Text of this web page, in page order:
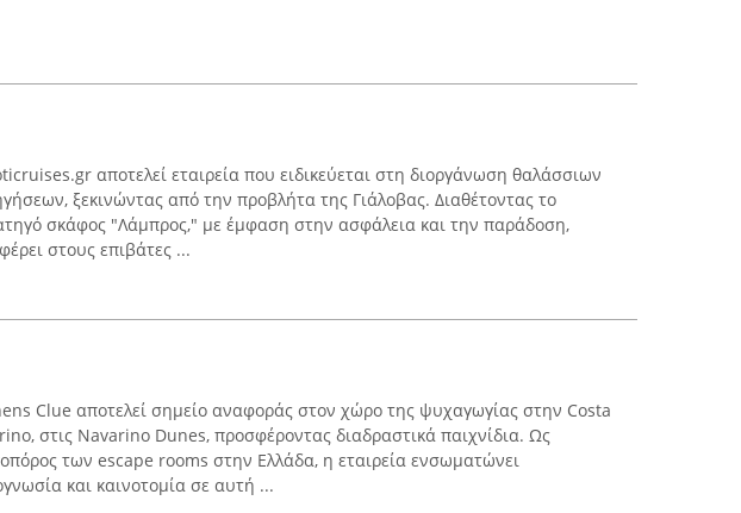
αποτελεί εταιρεία που ειδικεύεται στη διοργάνωση θαλάσσιων
ξεκινώντας από την προβλήτα της Γιάλοβας. Διαθέτοντας το
σκάφος "Λάμπρος," με έμφαση στην ασφάλεια και την παράδοση,
στους επιβάτες ...
Clue αποτελεί σημείο αναφοράς στον χώρο της ψυχαγωγίας στην Costa
στις Navarino Dunes, προσφέροντας διαδραστικά παιχνίδια. Ως
των escape rooms στην Ελλάδα, η εταιρεία ενσωματώνει
και καινοτομία σε αυτή ...